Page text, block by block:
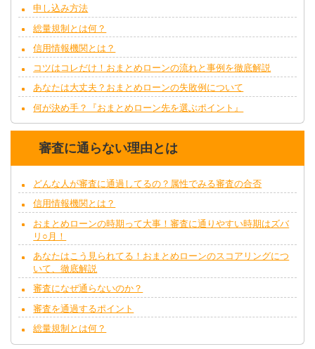
申し込み方法
総量規制とは何？
信用情報機関とは？
コツはコレだけ！おまとめローンの流れと事例を徹底解説
あなたは大丈夫？おまとめローンの失敗例について
何が決め手？『おまとめローン先を選ぶポイント』
審査に通らない理由とは
どんな人が審査に通過してるの？属性でみる審査の合否
信用情報機関とは？
おまとめローンの時期って大事！審査に通りやすい時期はズバ
リ○月！
あなたはこう見られてる！おまとめローンのスコアリングにつ
いて、徹底解説
審査になぜ通らないのか？
審査を通過するポイント
総量規制とは何？